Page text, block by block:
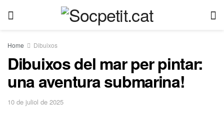
Home Dibuixos
Dibuixos del mar per pintar:
una aventura submarina!
10 de juliol de 2025